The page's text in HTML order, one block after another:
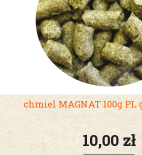
chmiel MAGNAT 100g PL
10,00 zł